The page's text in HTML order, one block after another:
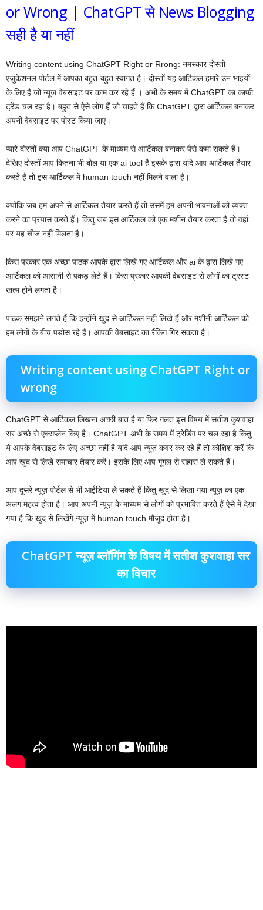
or Wrong | ChatGPT से News Blogging
सही है या नहीं
Writing content using ChatGPT Right or Rrong: नमस्कार दोस्तों
एजुकेशनल पोर्टल में आपका बहुत-बहुत स्वागत है। दोस्तों यह आर्टिकल हमारे उन भाइयों
के लिए है जो न्यूज वेबसाइट पर काम कर रहे हैं ‌। अभी के समय में ChatGPT का काफी
ट्रेंड चल रहा है। बहुत से ऐसे लोग हैं जो चाहते हैं कि ChatGPT द्वारा आर्टिकल बनाकर
अपनी वेबसाइट पर पोस्ट किया जाए।
प्यारे दोस्तों क्या आप ChatGPT के माध्यम से आर्टिकल बनाकर पैसे कमा सकते हैं।
देखिए दोस्तों आप कितना भी बोल या एक ai tool है इसके द्वारा यदि आप आर्टिकल तैयार
करते हैं तो इस आर्टिकल में human touch नहीं मिलने वाला है।
क्योंकि जब हम अपने से आर्टिकल तैयार करते हैं तो उसमें हम अपनी भावनाओं को व्यक्त
करने का प्रयास करते हैं। किंतु जब इस आर्टिकल को एक मशीन तैयार करता है तो वहां
पर यह चीज नहीं मिलता है। ‌
किस प्रकार एक अच्छा पाठक आपके द्वारा लिखे गए आर्टिकल और ai के द्वारा लिखे गए
आर्टिकल को आसानी से पकड़ लेते हैं। किस प्रकार आपकी वेबसाइट से लोगों का ट्रस्ट
खत्म होने लगता है।
पाठक समझने लगते हैं कि इन्होंने खुद से आर्टिकल नहीं लिखे हैं और मशीनी आर्टिकल को
हम लोगों के बीच पड़ोस रहे हैं। आपकी वेबसाइट का रैंकिंग गिर सकता है।
Writing content using ChatGPT Right or
wrong
ChatGPT से आर्टिकल लिखना अच्छी बात है या फिर गलत इस विषय में सतीश कुशवाहा
सर अच्छे से एक्सप्लेन किए है। ChatGPT अभी के समय में ट्रेडिंग पर चल रहा है किंतु
ये आपके वेबसाइट के लिए अच्छा नहीं है यदि आप न्यूज़ कवर कर रहे हैं तो कोशिश करें कि
आप खुद से लिखे समाचार तैयार करें। इसके लिए आप गूगल से सहारा ले सकते हैं।
आप दूसरे न्यूज़ पोर्टल से भी आईडिया ले सकते हैं किंतु खुद से लिखा गया न्यूज़ का एक
अलग महत्व होता है। आप अपनी न्यूज़ के माध्यम से लोगों को प्रभावित करते हैं ऐसे में देखा
गया है कि खुद से लिखेंगे न्यूज़ में human touch मौजूद होता है।
ChatGPT न्यूज़ ब्लॉगिंग के विषय में सतीश कुशवाहा सर
का विचार